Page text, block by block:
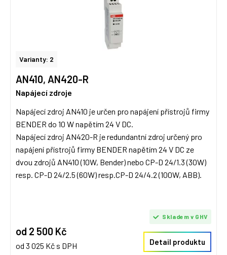
Varianty: 2
AN410, AN420-R
Napájecí zdroje
Napájecí zdroj AN410 je určen pro napájení přístrojů firmy
BENDER do 10 W napětím 24 V DC.
Napájecí zdroj AN420-R je redundantní zdroj určený pro
napájení přístrojů firmy BENDER napětím 24 V DC ze
dvou zdrojů AN410 (10W, Bender) nebo CP-D 24/1.3 (30W)
resp. CP-D 24/2.5 (60W) resp.CP-D 24/4.2 (100W, ABB).
od 2 500 Kč
od 3 025 Kč s DPH
Skladem v GHV
Detail produktu